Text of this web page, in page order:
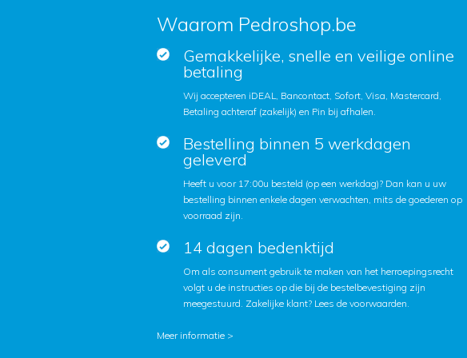
Waarom Pedroshop.be
Gemakkelijke, snelle en veilige online
betaling
Wij accepteren iDEAL, Bancontact, Sofort, Visa, Mastercard,
Betaling achteraf (zakelijk) en Pin bij afhalen.
Bestelling binnen 5 werkdagen
geleverd
Heeft u voor 17:00u besteld (op een werkdag)? Dan kan u uw
bestelling binnen enkele dagen verwachten, mits de goederen op
voorraad zijn.
14 dagen bedenktijd
Om als consument gebruik te maken van het herroepingsrecht
volgt u de instructies op die bij de bestelbevestiging zijn
meegestuurd. Zakelijke klant? Lees de voorwaarden.
Meer informatie >